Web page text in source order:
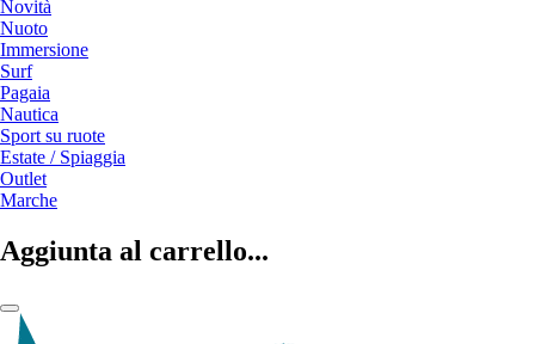
Novità
Nuoto
Immersione
Surf
Pagaia
Nautica
Sport su ruote
Estate / Spiaggia
Outlet
Marche
Aggiunta al carrello...